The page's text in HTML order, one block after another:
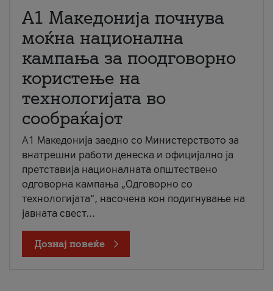
A1 Македонија почнува
моќна национална
кампања за поодговорно
користење на
технологијата во
сообраќајот
A1 Македонија заедно со Министерството за
внатрешни работи денеска и официјално ја
претставија националната општествено
одговорна кампања „Одговорно со
технологијата“, насочена кон подигнување на
јавната свест...
Дознај повеќе